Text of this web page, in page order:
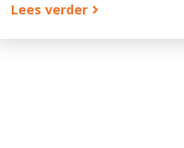
Lees verder